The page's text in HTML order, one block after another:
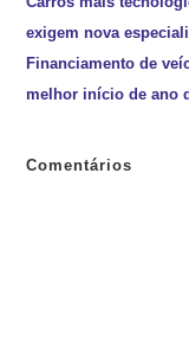
exigem nova
Financiamento de
melhor início de ano
Comentários